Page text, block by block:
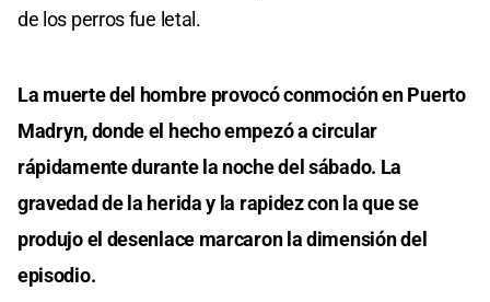
de los perros fue letal.
La muerte del hombre provocó conmoción en Puerto
Madryn, donde el hecho empezó a circular
rápidamente durante la noche del sábado. La
gravedad de la herida y la rapidez con la que se
produjo el desenlace marcaron la dimensión del
episodio.